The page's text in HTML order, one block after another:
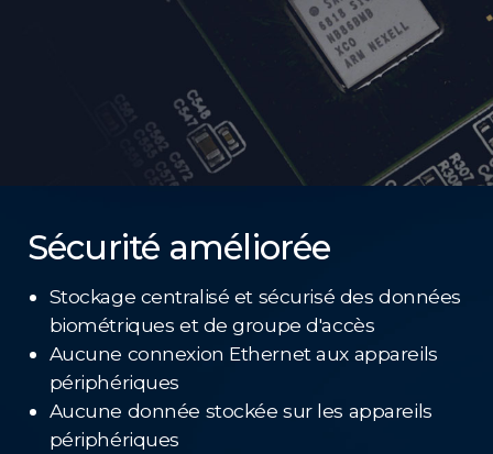
Sécurité améliorée
Stockage centralisé et sécurisé des données
biométriques et de groupe d'accès
Aucune connexion Ethernet aux appareils
périphériques
Aucune donnée stockée sur les appareils
périphériques